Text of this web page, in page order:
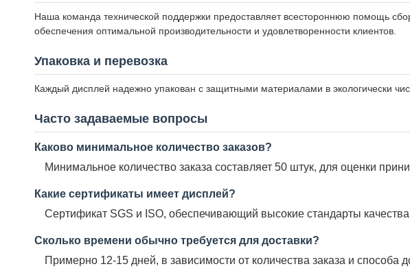
Наша команда технической поддержки предоставляет всестороннюю помощь
обеспечения оптимальной производительности и удовлетворенности клиентов.
Упаковка и перевозка
Каждый дисплей надежно упакован с защитными материалами в экологически
Часто задаваемые вопросы
Каково минимальное количество заказов?
Минимальное количество заказа составляет 50 штук, для оценки
Какие сертификаты имеет дисплей?
Сертификат SGS и ISO, обеспечивающий высокие стандарты качества
Сколько времени обычно требуется для доставки?
Примерно 12-15 дней, в зависимости от количества заказа и способа